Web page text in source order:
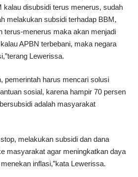
kalau disubsidi terus menerus, sudah
melakukan subsidi terhadap BBM,
terus-menerus maka akan menjadi
APBN terbebani, maka negara
Lewerissa.
pemerintah harus mencari solusi
sosial, karena hampir 70 persen
adalah masyarakat
melakukan subsidi dan dana
masyarakat agar meningkatkan daya
inflasi,”kata Lewerissa.